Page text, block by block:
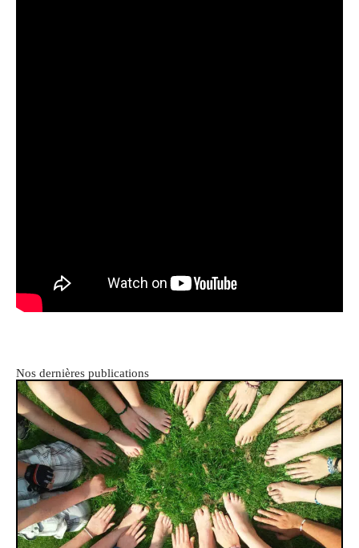
Nos dernières publications